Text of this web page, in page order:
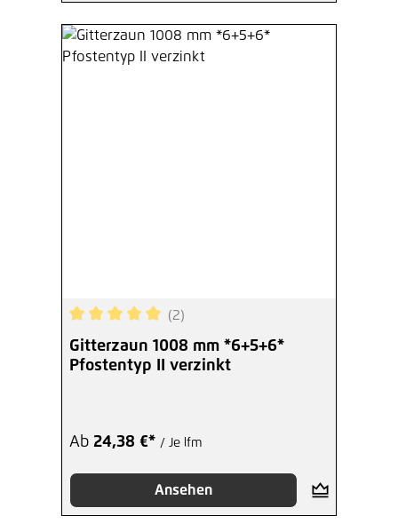
Durchschnittliche Bewertung von 5 von 5
(2)
Gitterzaun 1008 mm *6+5+6*
Pfostentyp II verzinkt
Ab 24,38 €* / Je lfm
Ansehen